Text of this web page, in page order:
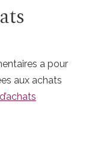
a pour
aux achats